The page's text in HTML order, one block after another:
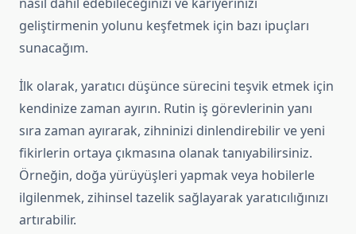
geliştirmenin yolunu keşfetmek için bazı ipuçları
sunacağım.
İlk olarak, yaratıcı düşünce sürecini teşvik etmek için
kendinize zaman ayırın. Rutin iş görevlerinin yanı
sıra zaman ayırarak, zihninizi dinlendirebilir ve yeni
fikirlerin ortaya çıkmasına olanak tanıyabilirsiniz.
Örneğin, doğa yürüyüşleri yapmak veya hobilerle
ilgilenmek, zihinsel tazelik sağlayarak yaratıcılığınızı
artırabilir.